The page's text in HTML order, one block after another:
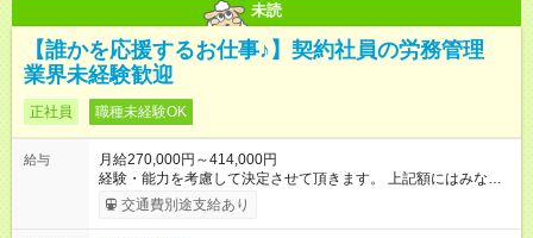
未読
【誰かを応援するお仕事♪】契約社員の労務管理
業界未経験歓迎
正社員 職種未経験OK
給与
月給270,000円～414,000円
経験・能力を考慮して決定させて頂きます。 上記額にはみなし
残業代（月40時間分、60000円分）を含みます。※超過分は全額
支給します。
交通費別途支給あり